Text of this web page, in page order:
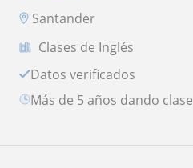
Santander
Clases de Inglés
Datos verificados
más de 5 años dando clase